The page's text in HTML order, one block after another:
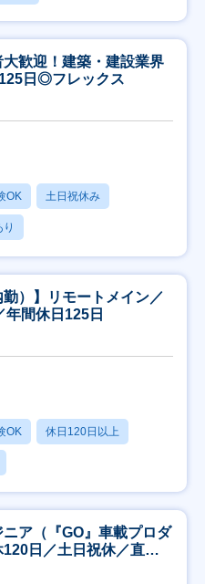
大歓迎！建築・建設業界
日◎フレックス
OK 土日祝休み
勤）】リモートメイン／
間休日125日
OK 休日120日以上
ニア（『GO』車載プロダ
日／土日祝休／直行